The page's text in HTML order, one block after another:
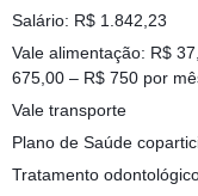
Salário: R$ 1.842,23
Vale alimentação: R$
675,00 – R$ 750 por
Vale transporte
Plano de Saúde
Tratamento